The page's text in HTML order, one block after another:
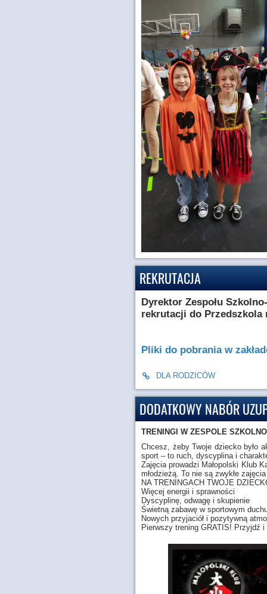
REKRUTACJA
Dyrektor Zespołu
rekrutacji do Przedszkola
Pliki do pobrania w
DLA RODZICÓW
DODATKOWY NABÓR
TRENINGI W ZESPOLE
Chcesz, żeby Twoje dziecko było
sport – to ruch, dyscyplina i
Zajęcia prowadzi Małopolski Klub
młodzieżą. To nie są zwykłe
NA TRENINGACH TWOJE
Więcej energii i sprawności
Dyscyplinę, odwagę i skupienie
Świetną zabawę w sportowym
Nowych przyjaciół i pozytywną
Pierwszy trening GRATIS! Przyjdź